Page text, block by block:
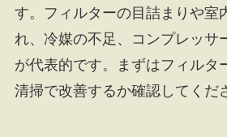
す。フィルターの目詰まりや室
れ、冷媒の不足、コンプレッサ
が代表的です。まずはフィルタ
清掃で改善するか確認してくだ